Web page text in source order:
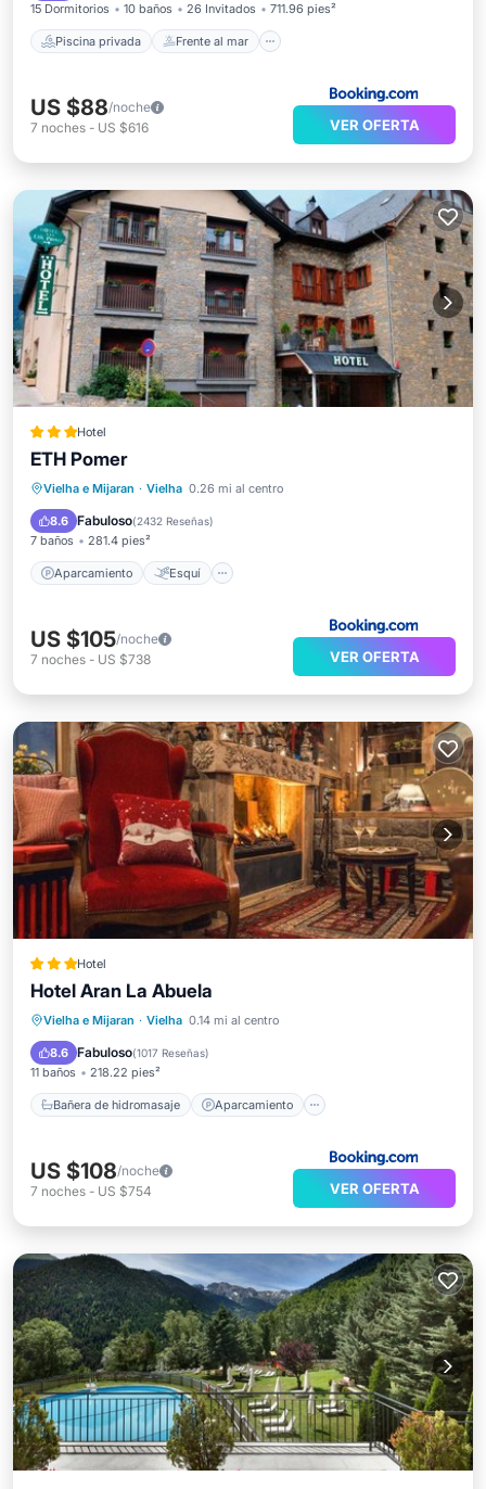
15 Dormitorios 10 baños 26 Invitados 711.96 pies²
Piscina privada Frente al mar
US $88/noche
7 noches - US $616 VER OFERTA
Hotel
ETH Pomer
Vielha e Mijaran · Vielha 0.26 mi al centro
8.6 Fabuloso(2432 Reseñas)
7 baños 281.4 pies²
Aparcamiento Esquí
Aparcamiento
Esquí
Balcón/Terraza
US $105/noche
7 noches - US $738 VER OFERTA
Hotel
Hotel Aran La Abuela
Vielha e Mijaran · Vielha 0.14 mi al centro
8.6 Fabuloso(1017 Reseñas)
11 baños 218.22 pies²
Bañera de hidromasaje Aparcamiento
Bañera de hidromasaje
Aparcamiento
Spa
Esquí
US $108/noche
7 noches - US $754 VER OFERTA